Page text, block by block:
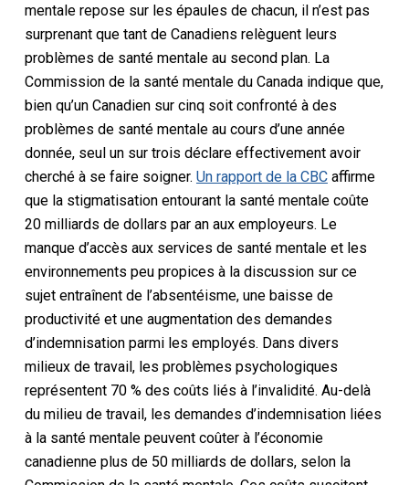
mentale repose sur les épaules de chacun, il n’est pas
surprenant que tant de Canadiens relèguent leurs
problèmes de santé mentale au second plan. La
Commission de la santé mentale du Canada indique que,
bien qu’un Canadien sur cinq soit confronté à des
problèmes de santé mentale au cours d’une année
donnée, seul un sur trois déclare effectivement avoir
cherché à se faire soigner. Un rapport de la CBCaffirme
que la stigmatisation entourant la santé mentale coûte
20 milliards de dollars par an aux employeurs. Le
manque d’accès aux services de santé mentale et les
environnements peu propices à la discussion sur ce
sujet entraînent de l’absentéisme, une baisse de
productivité et une augmentation des demandes
d’indemnisation parmi les employés. Dans divers
milieux de travail, les problèmes psychologiques
représentent 70 % des coûts liés à l’invalidité. Au-delà
du milieu de travail, les demandes d’indemnisation liées
à la santé mentale peuvent coûter à l’économie
canadienne plus de 50 milliards de dollars, selon la